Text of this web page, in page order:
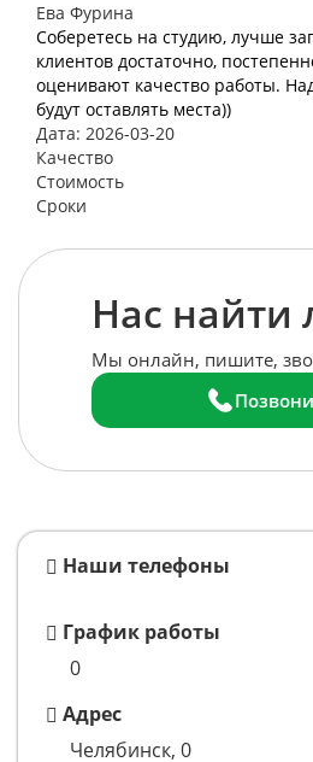
Ева Фурина
Соберетесь на студию, лучше
клиентов достаточно,
оценивают качество работы.
будут оставлять места))
Дата: 2026-03-20
Качество
Стоимость
Сроки
Нас найти
Мы онлайн, пишите,
Наши телефоны
График работы
0
Адрес
Челябинск, 0